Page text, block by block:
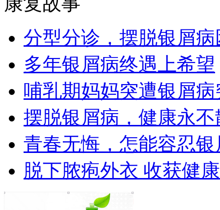
分型分诊，摆脱银屑病
多年银屑病终遇上希望
哺乳期妈妈突遭银屑
摆脱银屑病，健康永不
青春无悔，怎能容忍
脱下脓疱外衣 收获健